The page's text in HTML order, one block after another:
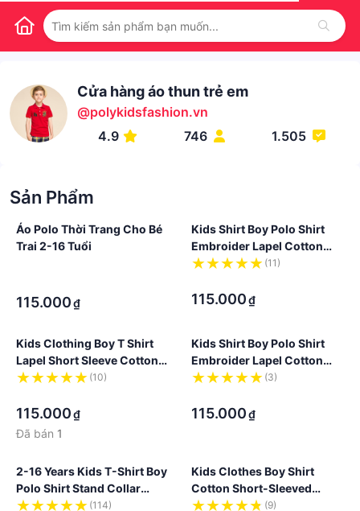
Cửa hàng áo thun trẻ em
@polykidsfashion.vn
4.9
746 1.505
Sản Phẩm
Áo Polo Thời Trang Cho Bé
Trai 2-16 Tuổi
115.000₫
Kids Shirt Boy Polo Shirt
Embroider Lapel Cotton
Children Clothing Korean
(11)
115.000₫
Kids Clothing Boy T Shirt
Lapel Short Sleeve Cotton
Boys Polo Shirt New
Summer
(10)
115.000₫
Đã bán 1
Kids Shirt Boy Polo Shirt
Embroider Lapel Cotton
Children Clothing Korean
(3)
115.000₫
2-16 Years Kids T-Shirt Boy
Polo Shirt Stand Collar
Pocket 100% Cotton
(114)
Kids Clothes Boy Shirt
Cotton Short-Sleeved
Baseball Collar Campus
(9)